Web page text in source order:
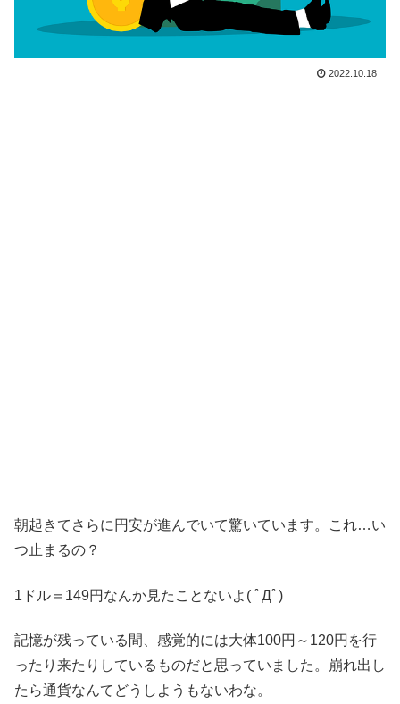
2022.10.18
朝起きてさらに円安が進んでいて驚いています。これ…い
つ止まるの？
1ドル＝149円なんか見たことないよ( ﾟДﾟ)
記憶が残っている間、感覚的には大体100円～120円を行
ったり来たりしているものだと思っていました。崩れ出し
たら通貨なんてどうしようもないわな。